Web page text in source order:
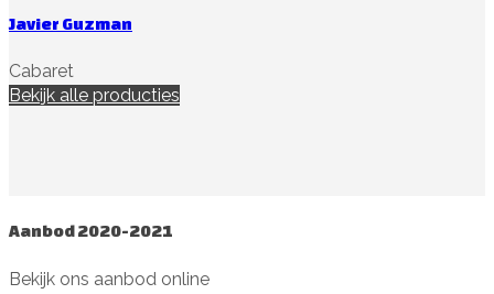
Javier Guzman
Cabaret
Bekijk alle producties
Aanbod 2020-2021
Bekijk ons aanbod online